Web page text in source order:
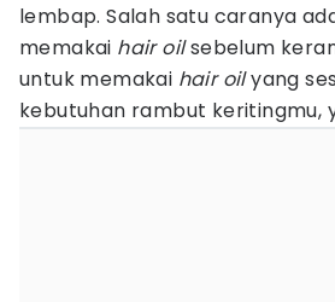
lembap. Salah satu caranya
memakai hair oilsebelum
untuk memakai hair oilyang
kebutuhan rambut keritingmu,